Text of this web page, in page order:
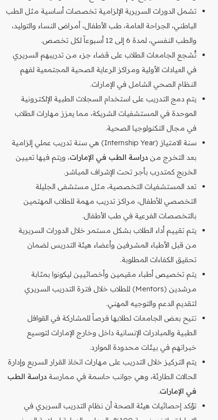
تشمل الدورات السريرية الإلزامية تخصصات أساسية مثل الطب
الباطني، الجراحة العامة، طب الأطفال، أمراض النساء والتوليد،
والطب النفسي، لمدة 6 إلى 12 أسبوعاً لكل تخصص.
تُشجع الجامعات الطلاب على قضاء جزء من تدريبهم السريري
في العيادات الأولية ومراكز الرعاية الصحية المجتمعية لفهم
النظام الصحي الشامل في الإمارات.
يتم دمج التدريب على استخدام السجلات الطبية الإلكترونية
الموحدة في المستشفيات الشريكة، مما يعزز مهارات الطلاب
في مجال التكنولوجيا الصحية.
سنة الامتياز (Internship Year) هي سنة تدريب عملي إلزامية
بعد التخرج من دراسة الطب في الإمارات، ويتم فيها تعيين
الخريج كمتدرب بأجر تحت الإشراف المباشر.
تعد المستشفيات التخصصية، مثل مستشفى الجليلة
التخصصي للأطفال، مراكز تدريب مهمة للطلاب المهتمين
بالتخصصات الفرعية في طب الأطفال.
يتم تقييم أداء الطلاب بشكل مستمر خلال الدورات السريرية
من قبل الأطباء المشرفين وأعضاء هيئة التدريس لضمان
تحقيق الكفاءات المطلوبة.
يتم تخصيص أطباء مقيمين وأخصائيين ليكونوا بمثابة
مرشدين (Mentors) للطلاب خلال فترة التدريب السريري
لتقديم الدعم والتوجيه المهني.
تتيح بعض الجامعات لطلابها فرصاً للمشاركة في القوافل
الطبية والمبادرات الإنسانية داخل وخارج الإمارات لتوسيع
خبراتهم في بيئات محدودة الموارد.
يتم التركيز خلال التدريب على مهارات اتخاذ القرار السريع وإدارة
الحالات الطارئة، وهي جوانب حاسمة في ممارسة دراسة الطب
في الإمارات.
تؤكد إحصائيات هيئة الصحة أن نظام التدريب السريري في